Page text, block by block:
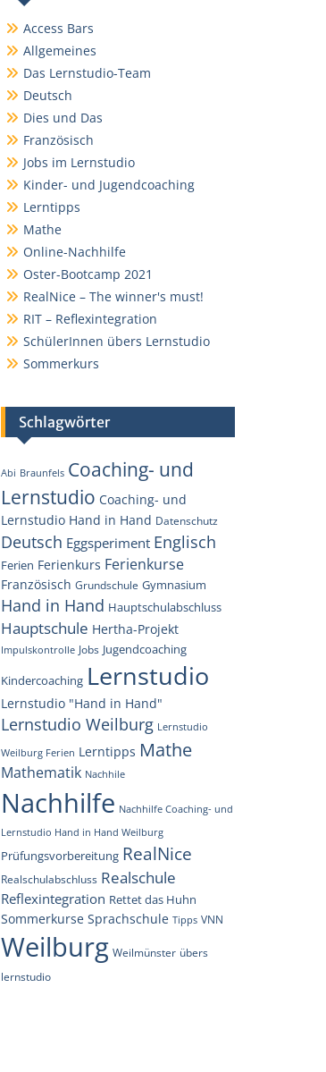
Access Bars
Allgemeines
Das Lernstudio-Team
Deutsch
Dies und Das
Französisch
Jobs im Lernstudio
Kinder- und Jugendcoaching
Lerntipps
Mathe
Online-Nachhilfe
Oster-Bootcamp 2021
RealNice – The winner's must!
RIT – Reflexintegration
SchülerInnen übers Lernstudio
Sommerkurs
Schlagwörter
Abi Braunfels Coaching- und
Lernstudio Coaching- und
Lernstudio Hand in Hand Datenschutz
Deutsch Eggsperiment Englisch
Ferien Ferienkurs Ferienkurse
Französisch Grundschule Gymnasium
Hand in Hand Hauptschulabschluss
Hauptschule Hertha-Projekt
Impulskontrolle Jobs Jugendcoaching
Kindercoaching Lernstudio
Lernstudio "Hand in Hand"
Lernstudio Weilburg Lernstudio
Weilburg Ferien Lerntipps Mathe
Mathematik Nachhile
Nachhilfe Nachhilfe Coaching- und
Lernstudio Hand in Hand Weilburg
Prüfungsvorbereitung RealNice
Realschulabschluss Realschule
Reflexintegration Rettet das Huhn
Sommerkurse Sprachschule Tipps VNN
Weilburg Weilmünster übers
lernstudio